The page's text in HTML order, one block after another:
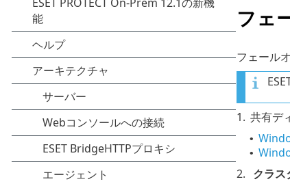
フェ
フェール
1. 共有デ
•
•
2. クラス